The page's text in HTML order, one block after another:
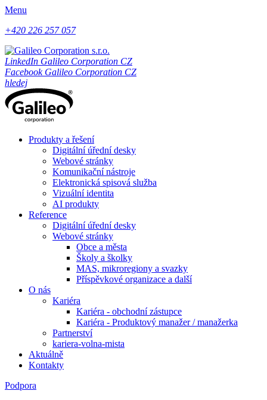
Menu
+420 226 257 057
LinkedIn Galileo Corporation CZ
Facebook Galileo Corporation CZ
hledej
Produkty a řešení
Digitální úřední desky
Webové stránky
Komunikační nástroje
Elektronická spisová služba
Vizuální identita
AI produkty
Reference
Digitální úřední desky
Webové stránky
Obce a města
Školy a školky
MAS, mikroregiony a svazky
Příspěvkové organizace a další
O nás
Kariéra
Kariéra - obchodní zástupce
Kariéra - Produktový manažer / manažerka
Partnerství
kariera-volna-mista
Aktuálně
Kontakty
Podpora